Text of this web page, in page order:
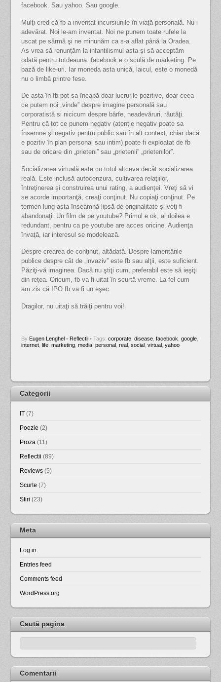
facebook. Sau yahoo. Sau google.
Mulţi cred că fb a inventat incursiunile în viaţă personală. Nu-i
adevărat. Noi le-am inventat. Noi ne punem toate rufele la
uscat pe sârmă şi ne minunăm ca s-a aflat până la Oradea.
As vrea să renunţăm la infantilismul asta şi să acceptăm
odată pentru totdeauna: facebook e o sculă de marketing. Pe
bază de like-uri. Iar moneda asta unică, laicul, este o monedă
nu o limbă printre fese.
De-asta în fb pot sa încapă doar lucrurile pozitive, doar ceea
ce putem noi „vinde” despre imagine personală sau
corporatistă si nicicum despre bârfe, neadevăruri, răutăţi.
Pentru că tot ce punem negativ (atenţie negativ poate sa
însemne şi negativ pentru public sau în alt context, chiar dacă
e pozitiv în plan personal sau intim) poate fi exploatat de fb
sau de oricare din „prieteni” sau „prietenii” „prietenilor”.
Socializarea virtuală este cu totul altceva decât socializarea
reală. Este inclusă autocenzura, cultivarea relaţiilor,
întreţinerea şi construirea unui rating, a audienţei. Vreţi să vi
se acorde importanţă, creaţi conţinut. Nu copiaţi conţinut. Pe
termen lung asta înseamnă lipsă de originalitate şi veţi fi
abandonaţi. Un film de pe youtube? Primul e ok, al doilea e
redundant, pentru ca pe youtube are acces oricine. Audienţa
învaţă, iar interesul se modelează.
Despre crearea de conţinut, altădată. Despre lamentările
publice despre cât de „invaziv” este fb sau alţii, este suficient.
Păziţi-vă imaginea. Dacă nu ştiţi cum, preferabil este să ieşiţi
din reţea. Oricum, fb va fi uitat în scurtă vreme. La fel cum
am zis că IPO fb va fi un eşec.
Dragilor, nu uitaţi să trăiţi pentru voi!
By Eugen Lenghel• Reflectii • Tags: corporate, disease, facebook google,
internet, life, marketing, media, personal, real, social, virtual, yahoo
Categorii
IT (7)
Poezie (2)
Proza (11)
Reflectii (89)
Reviews (5)
Scurte (7)
Stiri (23)
Meta
Log in
Entries feed
Comments feed
WordPress.org
Caută pagina
Comentarii